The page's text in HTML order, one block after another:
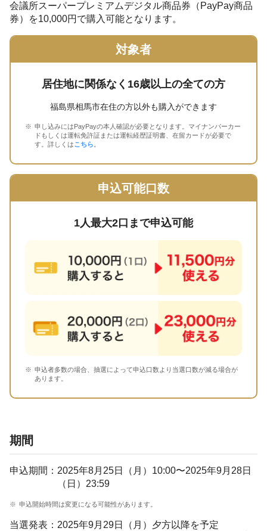
会議所スーパープレミアムデジタル商品券（PayPay商品
券）を10,000円で購入可能となります。
対象者
居住地に関係なく16歳以上の全ての方
福島県相馬市在住の方以外も購入ができます
申し込みにはPayPayの本人確認が必要となります。マイナンバーカー
ドもしくは運転免許証または運転経歴証明書、在留カードが必要で
す。詳しくはこちら
申込可能口数
1人最大2口まで申込可能
申込者多数の場合、抽選によって申込口数より当選口数が減る場合が
あります。
期間
申込期間： 2025年8月25日（月）10:00〜2025年9月28日
（日）23:59
申込開始時間は変更になる可能性があります。
当選発表： 2025年9月29日（月）夕方以降を予定